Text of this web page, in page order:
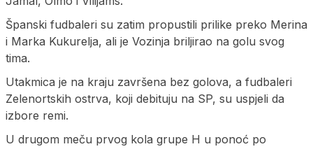
Španski fudbaleri su zatim propustili prilike preko Merina
i Marka Kukurelja, ali je Vozinja briljirao na golu svog
tima.
Utakmica je na kraju završena bez golova, a fudbaleri
Zelenortskih ostrva, koji debituju na SP, su uspjeli da
izbore remi.
U drugom meču prvog kola grupe H u ponoć po